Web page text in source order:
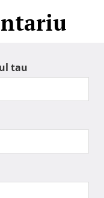
tau